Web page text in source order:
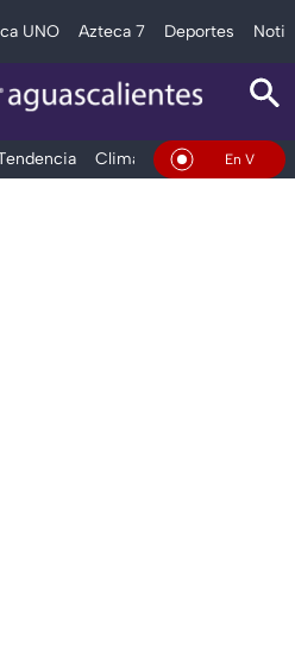
UNO Azteca 7 Deportes
Clima DeportesEn Vivo